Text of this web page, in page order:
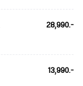
28,990.-
13,990.-